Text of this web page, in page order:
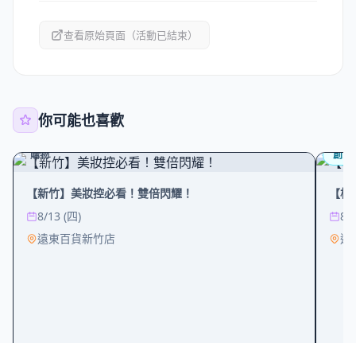
查看原始頁面（活動已結束）
你可能也喜歡
購物
【新竹】美妝控必看！雙倍閃耀！
8/13 (四)
遠東百貨新竹店
創意
【
8/
遠